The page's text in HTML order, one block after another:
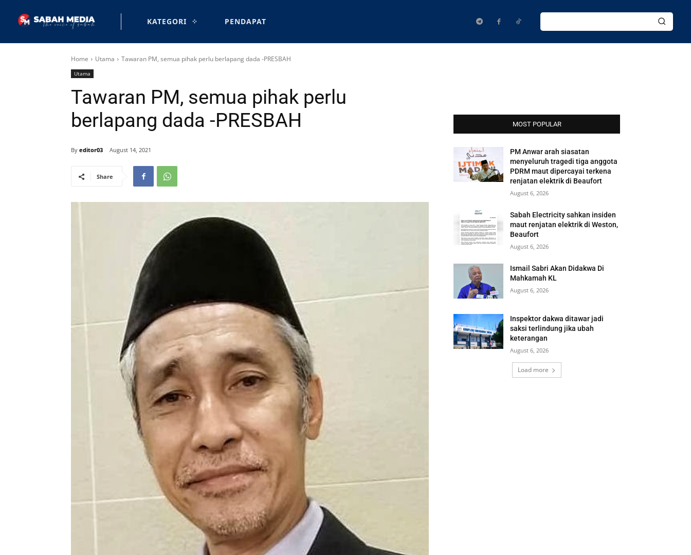
KATEGORI PENDAPAT
Home Utama Tawaran PM, semua pihak perlu berlapang dada -PRESBAH
Utama
Tawaran PM, semua pihak perlu
berlapang dada -PRESBAH
By editor03 August 14, 2021
Share
MOST POPULAR
PM Anwar arah siasatan
menyeluruh tragedi tiga anggota
PDRM maut dipercayai terkena
renjatan elektrik di Beaufort
August 6, 2026
Sabah Electricity sahkan insiden
maut renjatan elektrik di Weston,
Beaufort
August 6, 2026
Ismail Sabri Akan Didakwa Di
Mahkamah KL
August 6, 2026
Inspektor dakwa ditawar jadi
saksi terlindung jika ubah
keterangan
August 6, 2026
Load more